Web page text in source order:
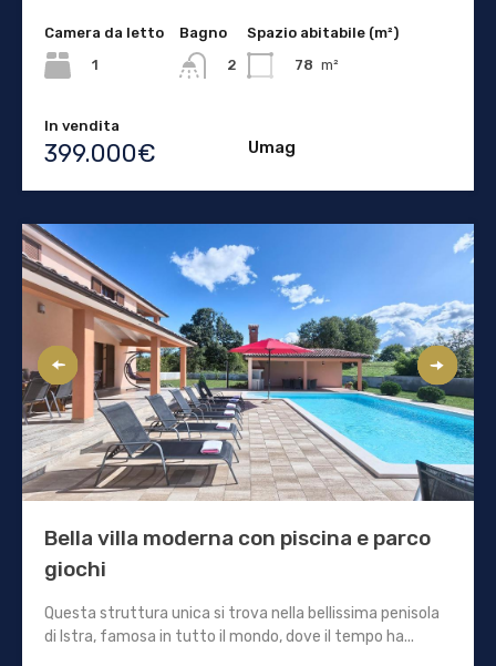
Camera da letto
1
Bagno
2
Spazio abitabile (m²)
78 m²
In vendita
399.000€ Umag
Bella villa moderna con piscina e parco
giochi
Questa struttura unica si trova nella bellissima penisola
di Istra, famosa in tutto il mondo, dove il tempo ha...